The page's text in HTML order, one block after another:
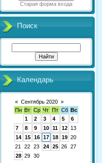
Старая форма входа
Поиск
Календарь
« Сентябрь 2020 »
Пн Вт Ср Чт Пт Сб Вс
1
2 3 4 5
6
7
8 9 10 11 12 13
14 15 16 17 18 19 20
21
22 23 24 25 26 27
28 29 30